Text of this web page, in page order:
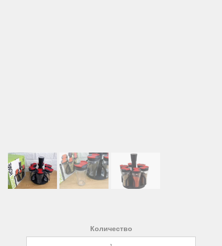
Количество